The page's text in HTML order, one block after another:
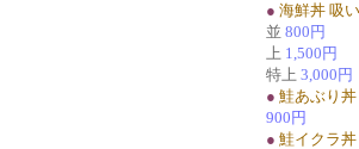
● 海鮮丼 吸
並 800円
上 1,500円
特上 3,000円
● 鮭あぶり
900円
● 鮭イクラ